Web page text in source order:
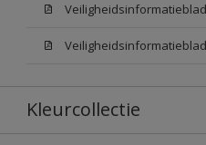
Kleurcollectie